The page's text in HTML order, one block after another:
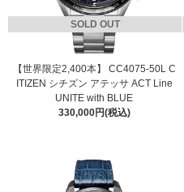
SOLD OUT
【世界限定2,400本】 CC4075-50L C
ITIZEN シチズン アテッサ ACT Line
UNITE with BLUE
330,000円(税込)